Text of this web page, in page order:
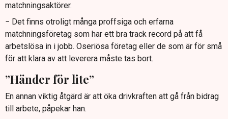
matchningsaktörer.
− Det finns otroligt många proffsiga och erfarna
matchningsföretag som har ett bra track record på att få
arbetslösa in i jobb. Oseriösa företag eller de som är för små
för att klara av att leverera måste tas bort.
”Händer för lite”
En annan viktig åtgärd är att öka drivkraften att gå från bidrag
till arbete, påpekar han.